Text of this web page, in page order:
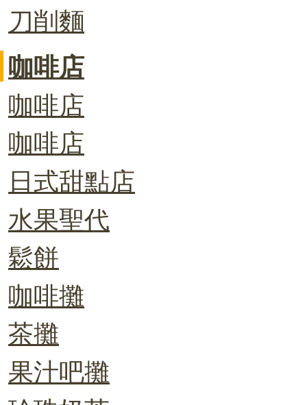
刀削麵
咖啡店
咖啡店
咖啡店
日式甜點店
水果聖代
鬆餅
咖啡攤
茶攤
果汁吧攤